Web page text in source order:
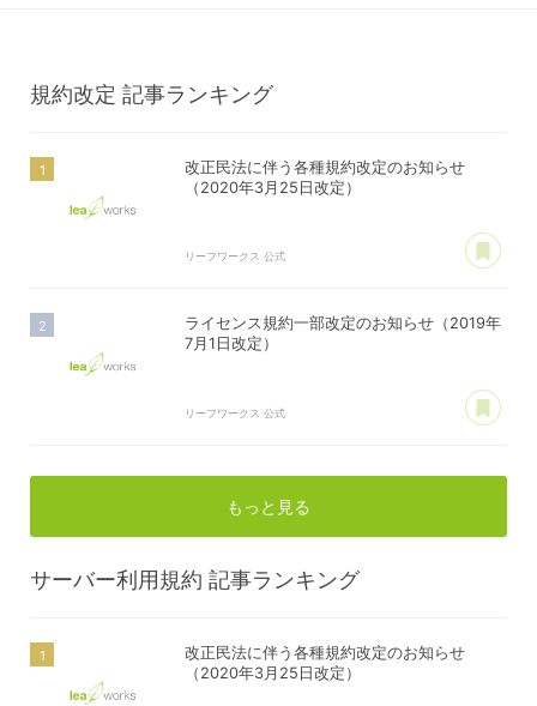
規約改定 記事ランキング
改正民法に伴う各種規約改定のお知らせ
（2020年3月25日改定）
リーフワークス 公式
ライセンス規約一部改定のお知らせ（2019年
7月1日改定）
リーフワークス 公式
もっと見る
サーバー利用規約 記事ランキング
改正民法に伴う各種規約改定のお知らせ
（2020年3月25日改定）